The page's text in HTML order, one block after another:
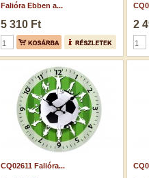
Falióra Ebben a...
5 310 Ft 2
CQ02611 Falióra...